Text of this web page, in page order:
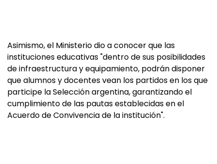
Asimismo, el Ministerio dio a conocer que las
instituciones educativas "dentro de sus posibilidades
de infraestructura y equipamiento, podrán disponer
que alumnos y docentes vean los partidos en los que
participe la Selección argentina, garantizando el
cumplimiento de las pautas establecidas en el
Acuerdo de Convivencia de la institución".